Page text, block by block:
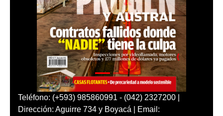
Teléfono: (+593) 985860991 - (042) 2327200 |
Dirección: Aguirre 734 y Boyacá | Email: